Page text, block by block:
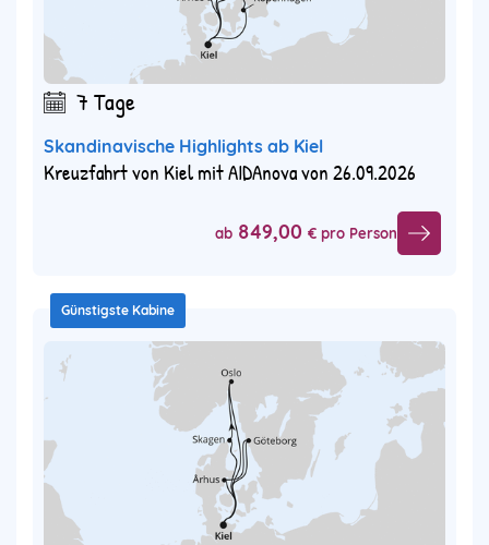
7 Tage
Skandinavische Highlights ab Kiel
Kreuzfahrt von Kiel mit AIDAnova von 26.09.2026
ab 849,00 € pro Person
Günstigste Kabine